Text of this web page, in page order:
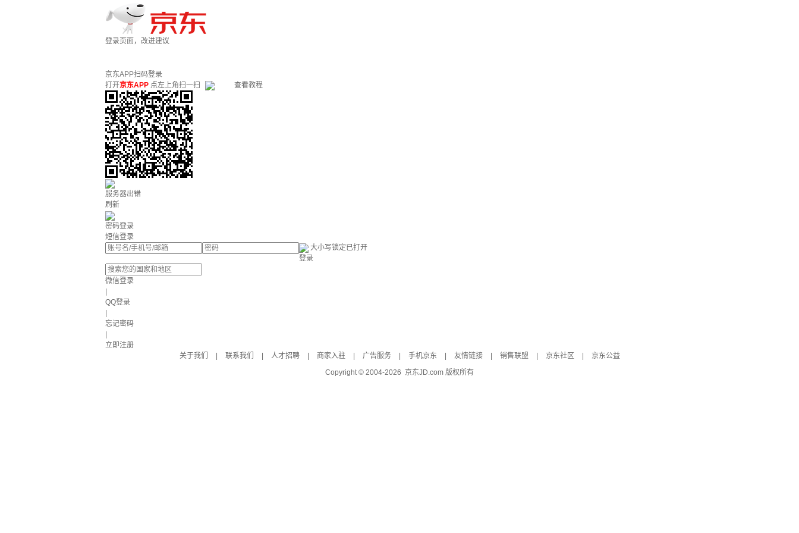
登录页面，改进建议
京东APP扫码登录
打开京东APP 点左上角扫一扫 查看教程
服务器出错
刷新
密码登录
短信登录
大小写锁定已打开
登录
微信登录
QQ登录
忘记密码
立即注册
关于我们
联系我们 人才招聘 商家入驻 广告服务 手机京东 友情链接 销售联盟 京东社区
京东公益
Copyright © 2004-2026 京东JD.com 版权所有